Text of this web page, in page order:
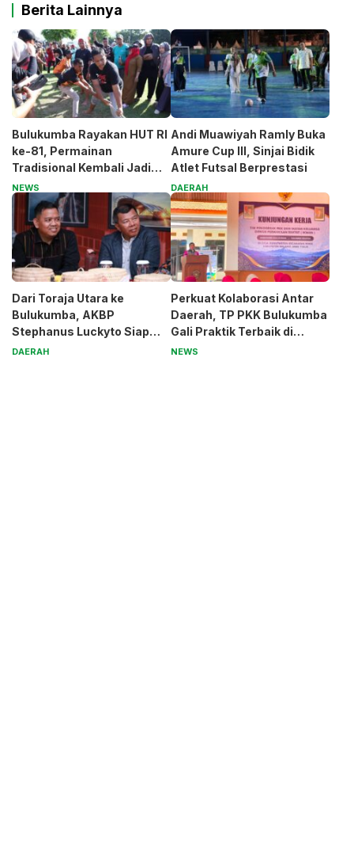
Berita Lainnya
Bulukumba Rayakan HUT RI
ke-81, Permainan
Tradisional Kembali Jadi
Magnet
NEWS
Andi Muawiyah Ramly Buka
Amure Cup III, Sinjai Bidik
Atlet Futsal Berprestasi
DAERAH
Dari Toraja Utara ke
Bulukumba, AKBP
Stephanus Luckyto Siap
Jaga Kamtibmas
DAERAH
Perkuat Kolaborasi Antar
Daerah, TP PKK Bulukumba
Gali Praktik Terbaik di
Kabupaten Malang
NEWS